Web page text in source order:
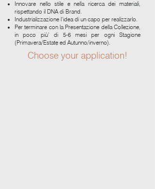
Innovare nello stile e nella ricerca dei materiali,
rispettando il DNA di Brand.
Industrializzazione l’idea di un capo per realizzarlo.
Per terminare con la Presentazione della Collezione,
in poco più’ di 5-6 mesi per ogni Stagione
(Primavera/Estate ed Autunno/inverno).
Choose your application!